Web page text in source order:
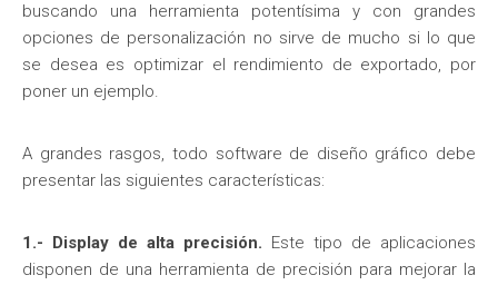
buscando una herramienta potentísima y con grandes
opciones de personalización no sirve de mucho si lo que
se desea es optimizar el rendimiento de exportado, por
poner un ejemplo.
A grandes rasgos, todo software de diseño gráfico debe
presentar las siguientes características:
1.- Display de alta precisión.
Este tipo de aplicaciones
disponen de una herramienta de precisión para mejorar la